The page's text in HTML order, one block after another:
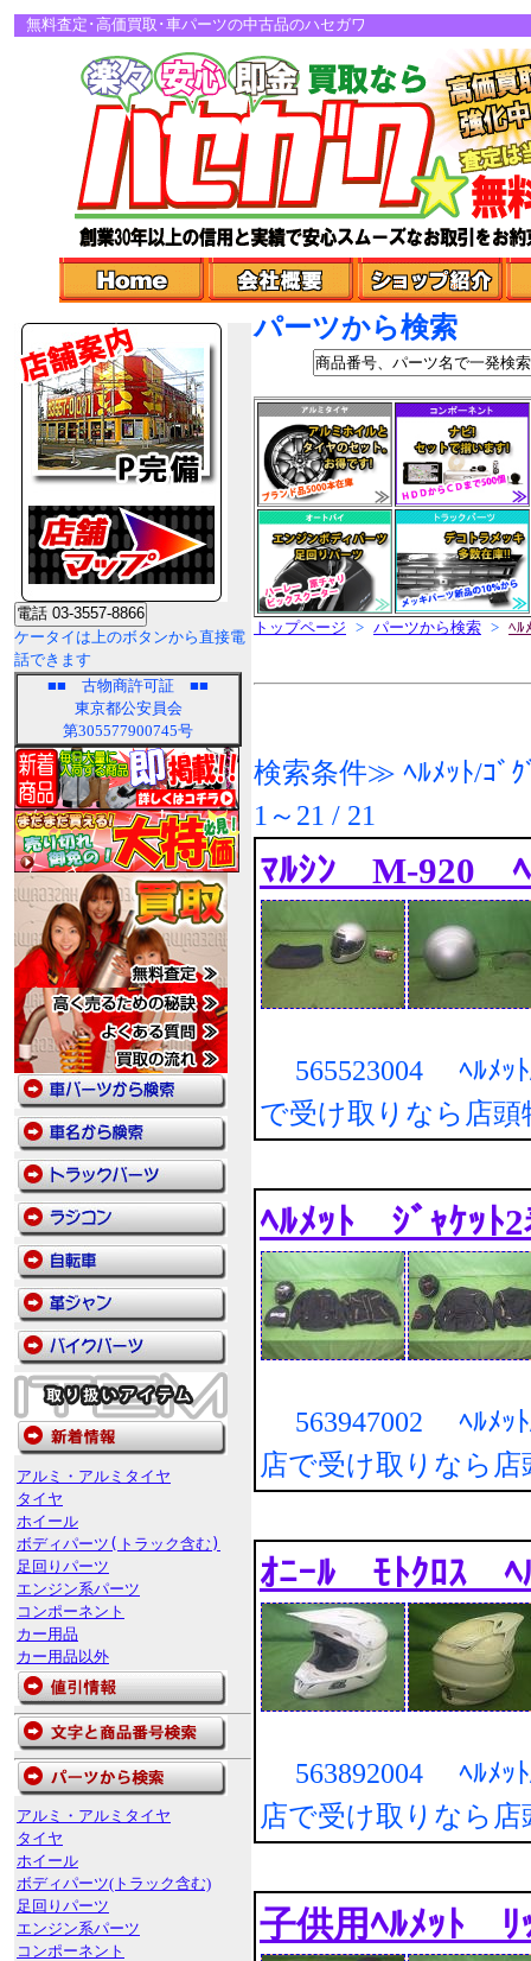
無料査定･高価買取･車パーツの中古品のハセガワ
ケータイは上のボタンから直接電
話できます
■■ 古物商許可証 ■■
東京都公安員会
第305577900745号
アルミ・アルミタイヤ
タイヤ
ホイール
ボディパーツ(トラック含む)
足回りパーツ
エンジン系パーツ
コンポーネント
カー用品
カー用品以外
アルミ・アルミタイヤ
タイヤ
ホイール
ボディパーツ(トラック含む)
足回りパーツ
エンジン系パーツ
コンポーネント
パーツから検索
トップページ > パーツから検索 > ﾍﾙ
検索条件≫ ﾍﾙﾒｯﾄ/ｺﾞｸ
1～21 / 21
ﾏﾙｼﾝ M-920
565523004 ﾍﾙﾒｯﾄ
で受け取りなら店頭
ﾍﾙﾒｯﾄ ｼﾞｬｹｯﾄ
563947002 ﾍﾙﾒｯﾄ
店で受け取りなら店
ｵﾆｰﾙ ﾓﾄｸﾛｽ ﾍ
563892004 ﾍﾙﾒｯﾄ
店で受け取りなら店
子供用ﾍﾙﾒｯﾄ ﾘ